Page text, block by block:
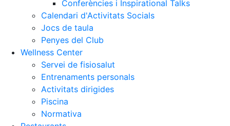
Conferències i Inspirational Talks
Calendari d'Activitats Socials
Jocs de taula
Penyes del Club
Wellness Center
Servei de fisiosalut
Entrenaments personals
Activitats dirigides
Piscina
Normativa